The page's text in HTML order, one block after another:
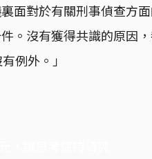
面對於有關刑事偵查方
。沒有獲得共識的原因
例外。」